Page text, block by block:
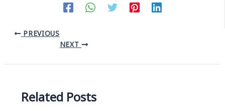
PREVIOUS
NEXT
Related Posts